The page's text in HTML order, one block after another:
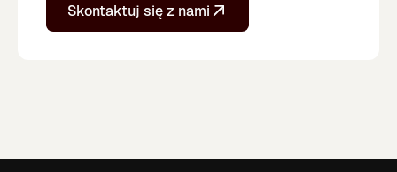
Skontaktuj się z nami